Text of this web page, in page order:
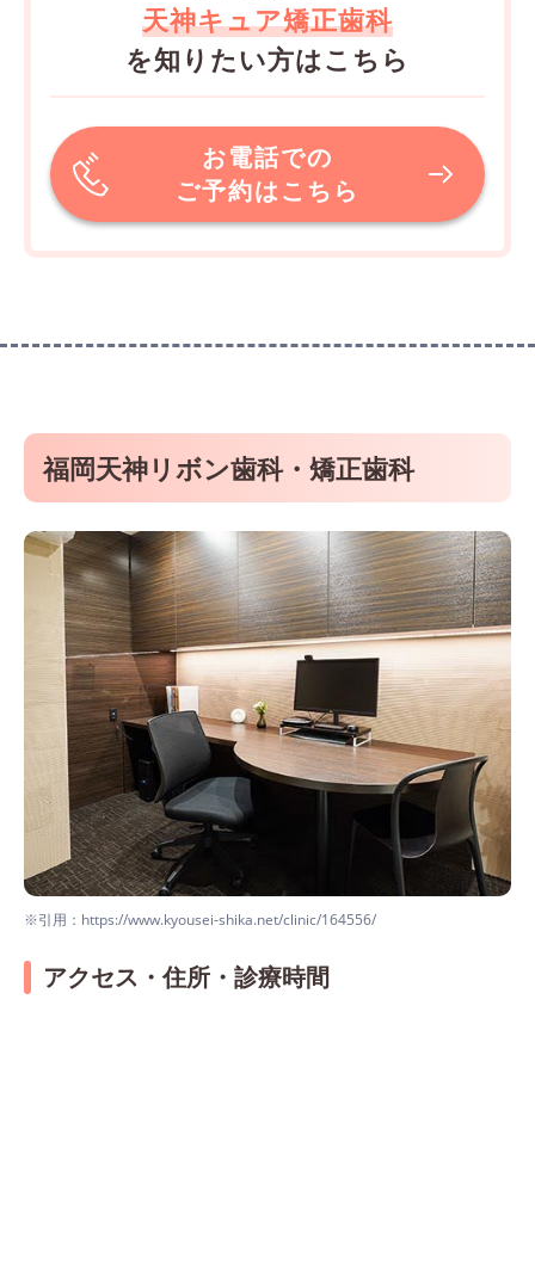
天神キュア矯正歯科
を知りたい方はこちら
お電話での
ご予約はこちら
福岡天神リボン歯科・矯正歯科
※引用：https://www.kyousei-shika.net/clinic/164556/
アクセス・住所・診療時間